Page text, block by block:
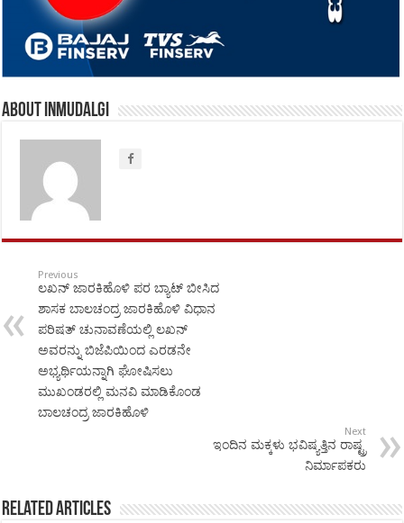
About inmudalgi
Previous
ಲಖನ್ ಜಾರಕಿಹೊಳಿ ಪರ ಬ್ಯಾಟ್ ಬೀಸಿದ
ಶಾಸಕ ಬಾಲಚಂದ್ರ ಜಾರಕಿಹೊಳಿ ವಿಧಾನ
ಪರಿಷತ್ ಚುನಾವಣೆಯಲ್ಲಿ ಲಖನ್
ಅವರನ್ನು ಬಿಜೆಪಿಯಿಂದ ಎರಡನೇ
ಅಭ್ಯರ್ಥಿಯನ್ನಾಗಿ ಘೋಷಿಸಲು
ಮುಖಂಡರಲ್ಲಿ ಮನವಿ ಮಾಡಿಕೊಂಡ
ಬಾಲಚಂದ್ರ ಜಾರಕಿಹೊಳಿ
Next
ಇಂದಿನ ಮಕ್ಕಳು ಭವಿಷ್ಯತ್ತಿನ ರಾಷ್ಟ್ರ
ನಿರ್ಮಾಪಕರು
Related Articles